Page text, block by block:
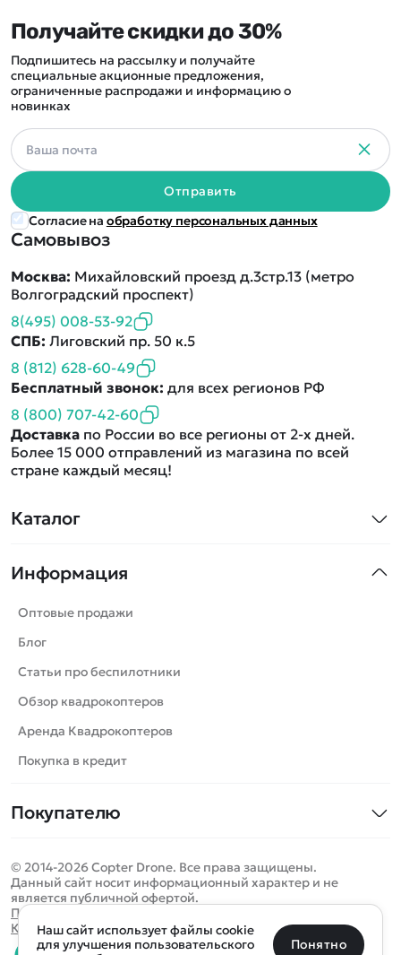
Каталог
Машинки
Танки
Вертолеты
Катера
Роботы
Самолеты
Сборные модели
Спецтехника
Игрушки
Запчасти для моделей
Бренды
Информация
Оптовые продажи
Блог
Статьи про беспилотники
Обзор квадрокоптеров
Аренда Квадрокоптеров
Покупка в кредит
Покупателю
Оплата и доставка
Помощь
Отследить заказ
Самовывоз
Москва: Михайловский проезд д.3стр.13 (метро
Волгоградский проспект)
8(495) 008-53-92
СПБ: Лиговский пр. 50 к.5
8 (812) 628-60-49
Бесплатный звонок: для всех регионов РФ
8 (800) 707-42-60
Доставка по России во все регионы от 2-х дней.
Более 15 000 отправлений из магазина по всей
стране каждый месяц!
Получайте скидки до 30%
Подпишитесь на рассылку и получайте
специальные акционные предложения,
ограниченные распродажи и информацию о
новинках
Отправить
Согласие на обработку персональных данных
© 2014-2026 Copter Drone. Все права защищены.
Данный сайт носит информационный характер и не
является публичной офертой.
Политика конфиденциальности
Карта сайта
Определить местоположение
Санкт-Петербург Москва Майкоп Уфа
Наш сайт использует файлы cookie
для улучшения пользовательского
Понятно